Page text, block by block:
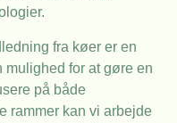
fra køer er en
mulighed for at gøre en
på både
rammer kan vi arbejde